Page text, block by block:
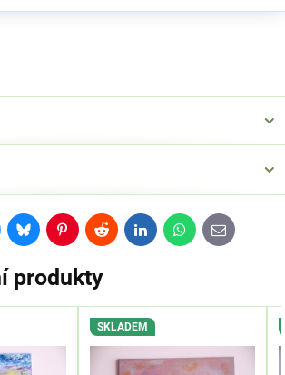
BlueskyPinterestRedditLinkedInWhatsApp
E-
mail
produkty
SKLADEM